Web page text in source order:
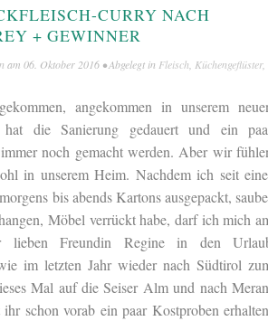
CURRY NACH
+ GEWINNER
am 06. Oktober 2016 • Abgelegt in Fleisch Küchengeflüster,
angekommen in unserem
die Sanierung gedauert und ein
noch gemacht werden. Aber wir
in unserem Heim. Nachdem ich seit
bis abends Kartons ausgepackt,
Möbel verrückt habe, darf ich mich
lieben Freundin Regine in den
im letzten Jahr wieder nach Südtirol
Mal auf die Seiser Alm und nach
schon vorab ein paar Kostproben